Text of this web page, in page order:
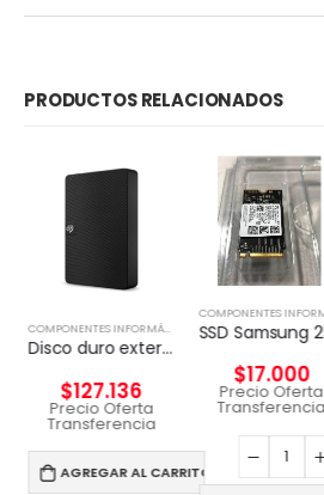
PRODUCTOS RELACIONADOS
PROCESADORES COMPONENTES INFORMÁTICOS DISCO EXTERNO
Disco duro externo Seagate Expansion 4 TB Negro
$127.136
Precio Oferta
Transferencia
AGREGAR AL CARRITO
$17.000
Precio Oferta
Transferencia